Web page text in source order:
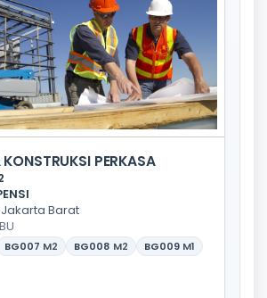
PERKASA
Barat
BG007 M2 BG008 M2 BG009 M1